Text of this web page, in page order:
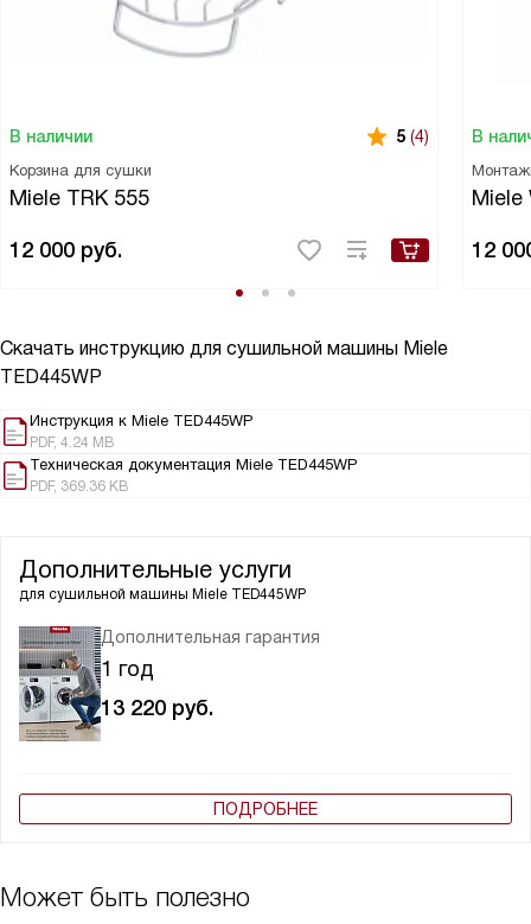
В наличии 5 (4)
Корзина для сушки
Miele TRK 555
12 000 руб.
В
Miele
12
Скачать инструкцию для сушильной машины Miele
TED445WP
Инструкция к Miele TED445WP
PDF, 4.24 MB
Техническая документация Miele TED445WP
PDF, 369.36 KB
Дополнительные услуги
для сушильной машины Miele TED445WP
Дополнительная гарантия
1 год
13 220 руб.
ПОДРОБНЕЕ
Может быть полезно